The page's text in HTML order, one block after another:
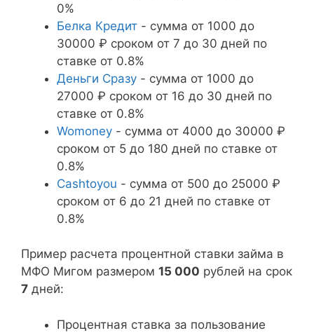
0%
Белка Кредит - сумма от 1000 до
30000 ₽ сроком от 7 до 30 дней по
ставке от 0.8%
Деньги Сразу - сумма от 1000 до
27000 ₽ сроком от 16 до 30 дней по
ставке от 0.8%
Womoney - сумма от 4000 до 30000 ₽
сроком от 5 до 180 дней по ставке от
0.8%
Cashtoyou - сумма от 500 до 25000 ₽
сроком от 6 до 21 дней по ставке от
0.8%
Пример расчета процентной ставки займа в
МФО Мигом размером 15 000 рублей на срок
7 дней:
Процентная ставка за пользование